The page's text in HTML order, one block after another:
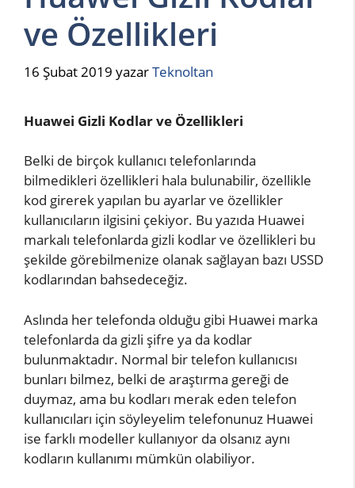
ve Özellikleri
16 Şubat 2019 yazarTeknoltan
Huawei Gizli Kodlar ve Özellikleri
Belki de birçok kullanıcı telefonlarında
bilmedikleri özellikleri hala bulunabilir, özellikle
kod girerek yapılan bu ayarlar ve özellikler
kullanıcıların ilgisini çekiyor. Bu yazıda Huawei
markalı telefonlarda gizli kodlar ve özellikleri bu
şekilde görebilmenize olanak sağlayan bazı USSD
kodlarından bahsedeceğiz.
Aslında her telefonda olduğu gibi Huawei marka
telefonlarda da gizli şifre ya da kodlar
bulunmaktadır. Normal bir telefon kullanıcısı
bunları bilmez, belki de araştırma gereği de
duymaz, ama bu kodları merak eden telefon
kullanıcıları için söyleyelim telefonunuz Huawei
ise farklı modeller kullanıyor da olsanız aynı
kodların kullanımı mümkün olabiliyor.